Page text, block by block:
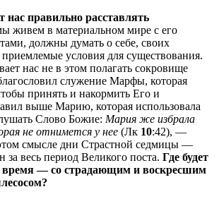
нас правильно расставлять
живем в материальном мире с его
должны думать о себе, своих
приемлемые условия для существования.
нас не в этом полагать сокровище
служение Марфы, которая
принять и накормить Его и
выше Марию, которая использовала
Слово Божие: Мария же избрала
не отнимется у нее (Лк 10:42), —
смысле дни Страстной седмицы —
за весь период Великого поста. Где будет
время — со страдающим и воскресшим